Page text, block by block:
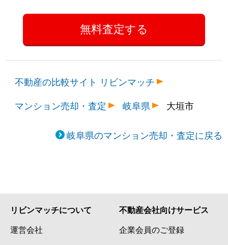
不動産の比較サイト リビンマッチ
マンション売却・査定
岐阜県 大垣市
岐阜県のマンション売却・査定に戻る
リビンマッチについて
運営会社
不動産会社向けサービス
企業会員のご登録